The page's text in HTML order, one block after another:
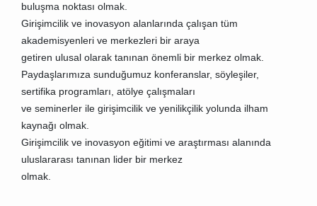
buluşma noktası olmak.
Girişimcilik ve inovasyon alanlarında çalışan tüm
akademisyenleri ve merkezleri bir araya
getiren ulusal olarak tanınan önemli bir merkez olmak.
Paydaşlarımıza sunduğumuz konferanslar, söyleşiler,
sertifika programları, atölye çalışmaları
ve seminerler ile girişimcilik ve yenilikçilik yolunda ilham
kaynağı olmak.
Girişimcilik ve inovasyon eğitimi ve araştırması alanında
uluslararası tanınan lider bir merkez
olmak.